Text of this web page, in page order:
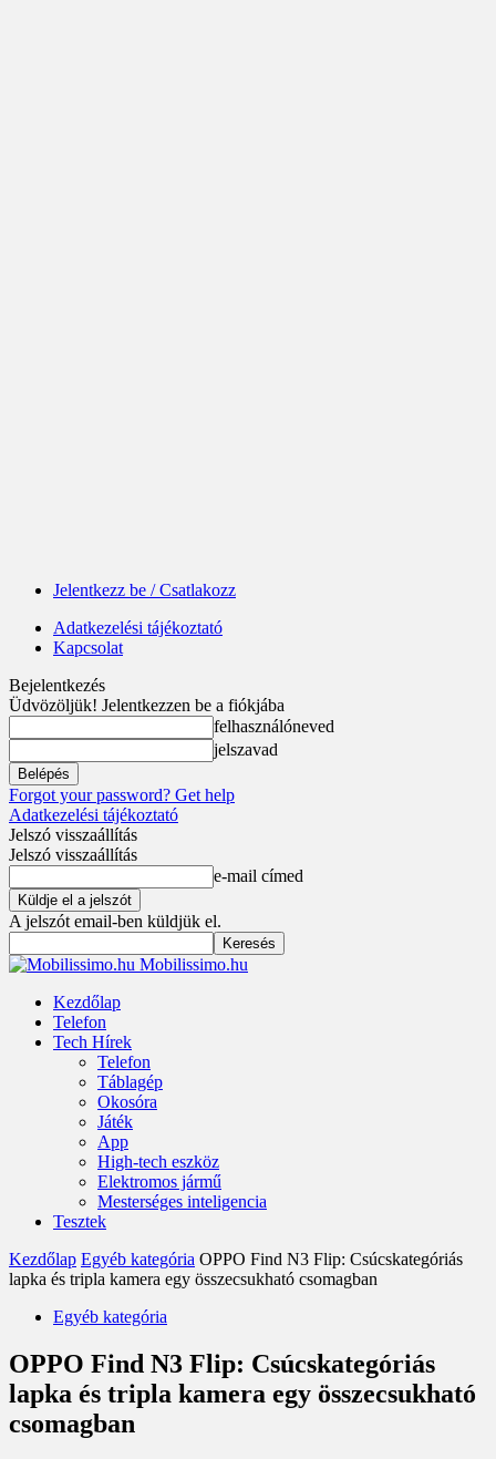
Jelentkezz be / Csatlakozz
Adatkezelési tájékoztató
Kapcsolat
Bejelentkezés
Üdvözöljük! Jelentkezzen be a fiókjába
felhasználóneved
jelszavad
Forgot your password? Get help
Adatkezelési tájékoztató
Jelszó visszaállítás
Jelszó visszaállítás
e-mail címed
A jelszót email-ben küldjük el.
Mobilissimo.hu
Kezdőlap
Telefon
Tech Hírek
Telefon
Táblagép
Okosóra
Játék
App
High-tech eszköz
Elektromos jármű
Mesterséges inteligencia
Tesztek
Kezdőlap Egyéb kategória OPPO Find N3 Flip: Csúcskategóriás
lapka és tripla kamera egy összecsukható csomagban
Egyéb kategória
OPPO Find N3 Flip: Csúcskategóriás
lapka és tripla kamera egy összecsukható
csomagban